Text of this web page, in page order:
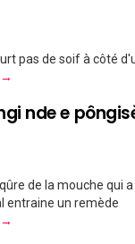
pas de soif à côté
→
nde e
de la mouche qui
entraine un remède
→